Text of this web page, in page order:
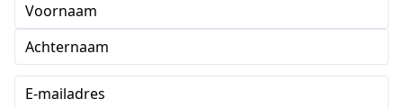
Voornaam
Achternaam
E-mailadres